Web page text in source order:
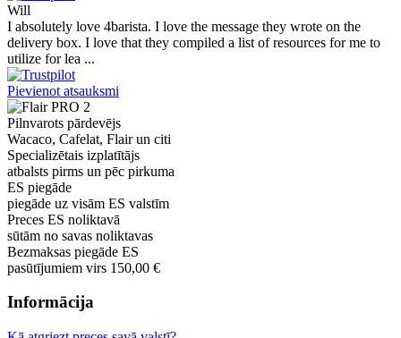
Will
I absolutely love 4barista. I love the message they wrote on the
delivery box. I love that they compiled a list of resources for me to
utilize for lea ...
Pievienot atsauksmi
Pilnvarots pārdevējs
Wacaco, Cafelat, Flair un citi
Specializētais izplatītājs
atbalsts pirms un pēc pirkuma
ES piegāde
piegāde uz visām ES valstīm
Preces ES noliktavā
sūtām no savas noliktavas
Bezmaksas piegāde ES
pasūtījumiem virs 150,00 €
Informācija